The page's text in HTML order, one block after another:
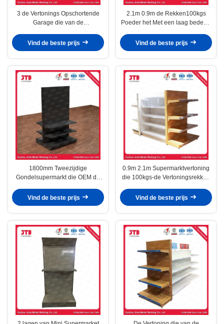
3 de Vertonings Opschortende
Garage die van de
opschorten
Vind de beste prijs
2.1m 0.9m de Rekken100kgs
Poeder het Met een laag bedekte
Ijzerhandelvertoning Opschorten
Vind de beste prijs
1800mm Tweezijdige
Gondelsupermarkt die OEM de
metalopslag opschorten
Vind de beste prijs
0.9m 2.1m Supermarktvertoning
die 100kgs-de Vertoningsrekken
Kruidenierswinkelopslag
Vind de beste prijs